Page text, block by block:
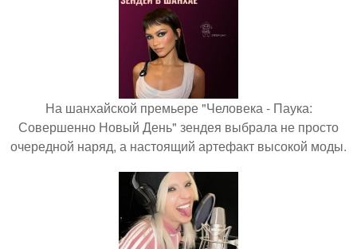
На шанхайской премьере "Человека - Паука:
Совершенно Новый День" зендея выбрала не просто
очередной наряд, а настоящий артефакт высокой моды.